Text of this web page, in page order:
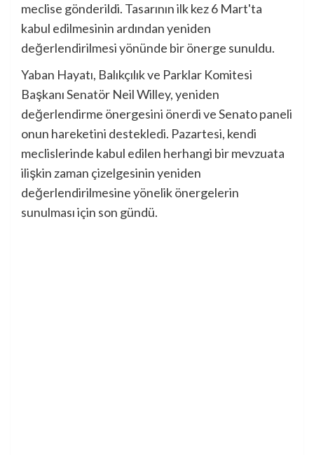
meclise gönderildi. Tasarının ilk kez 6 Mart'ta
kabul edilmesinin ardından yeniden
değerlendirilmesi yönünde bir önerge sunuldu.
Yaban Hayatı, Balıkçılık ve Parklar Komitesi
Başkanı Senatör Neil Willey, yeniden
değerlendirme önergesini önerdi ve Senato paneli
onun hareketini destekledi. Pazartesi, kendi
meclislerinde kabul edilen herhangi bir mevzuata
ilişkin zaman çizelgesinin yeniden
değerlendirilmesine yönelik önergelerin
sunulması için son gündü.